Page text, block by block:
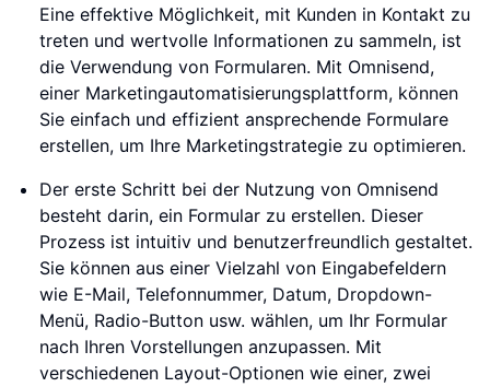
Eine effektive Möglichkeit, mit Kunden in Kontakt zu
treten und wertvolle Informationen zu sammeln, ist
die Verwendung von Formularen. Mit Omnisend,
einer Marketingautomatisierungsplattform, können
Sie einfach und effizient ansprechende Formulare
erstellen, um Ihre Marketingstrategie zu optimieren.
Der erste Schritt bei der Nutzung von Omnisend
besteht darin, ein Formular zu erstellen. Dieser
Prozess ist intuitiv und benutzerfreundlich gestaltet.
Sie können aus einer Vielzahl von Eingabefeldern
wie E-Mail, Telefonnummer, Datum, Dropdown-
Menü, Radio-Button usw. wählen, um Ihr Formular
nach Ihren Vorstellungen anzupassen. Mit
verschiedenen Layout-Optionen wie einer, zwei